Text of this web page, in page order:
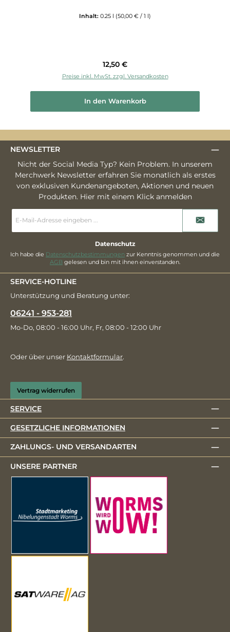
Inhalt: 0.25 l (50,00 € / 1 l)
Regulärer Preis:
12,50 €
Preise inkl. MwSt. zzgl. Versandkosten
In den Warenkorb
NEWSLETTER
Nicht der Social Media Typ? Kein Problem. In unserem
Merchwerk Newsletter erfahren Sie monatlich als erstes
von exklusiven Kundenangeboten, Aktionen und neuen
Produkten. Hier mit einem Klick anmelden
Mail-
*
Datenschutz
Ich habe die Datenschutzbestimmungen zur Kenntnis genommen und die
AGB gelesen und bin mit ihnen einverstanden.
SERVICE-HOTLINE
Unterstützung und Beratung unter:
06241 - 953-281
Mo-Do, 08:00 - 16:00 Uhr, Fr, 08:00 - 12:00 Uhr
Oder über unser Kontaktformular.
Vertrag widerrufen
SERVICE
GESETZLICHE INFORMATIONEN
ZAHLUNGS- UND VERSANDARTEN
UNSERE PARTNER